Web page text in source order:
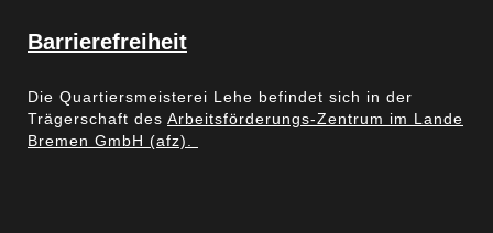
Barrierefreiheit
Die Quartiersmeisterei Lehe befindet sich in der
Trägerschaft des Arbeitsförderungs-Zentrum im Lande
Bremen GmbH (afz).